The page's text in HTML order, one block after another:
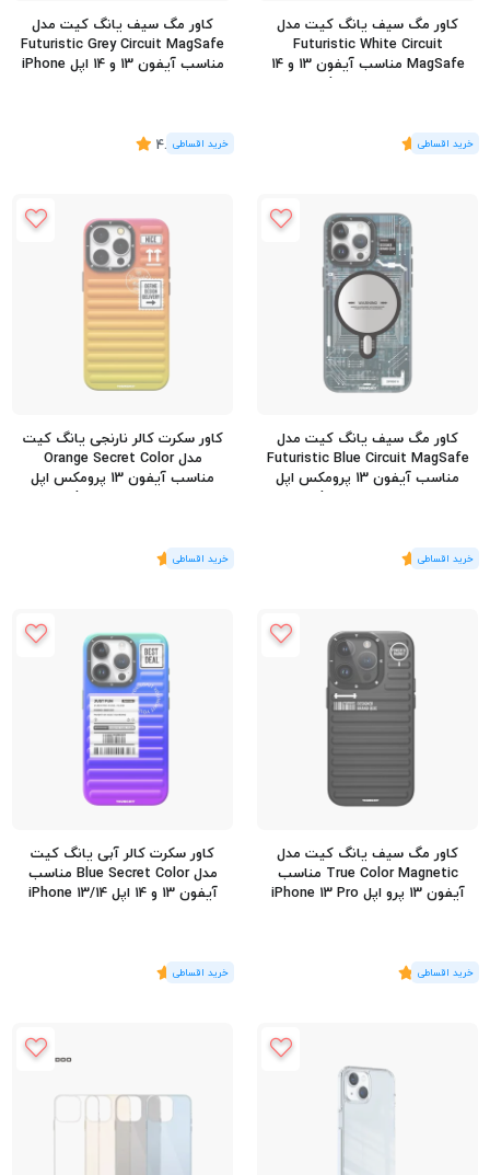
کاور مگ سیف یانگ کیت مدل
Futuristic White Circuit
MagSafe مناسب آیفون 13 و 14
(1رای)
5
کاور مگ سیف یانگ کیت مدل
Futuristic Grey Circuit MagSafe
مناسب آیفون 13 و 14 اپل iPhone
(3 رای)
4.67
کاور مگ سیف یانگ کیت مدل
Futuristic Blue Circuit MagSafe
مناسب آیفون 13 پرومکس اپل
iPhone 13 Pro Max
(1رای)
5
کاور سکرت کالر نارنجی یانگ کیت
مدل Orange Secret Color
مناسب آیفون 13 پرومکس اپل
iPhone 13 Pro Max
(1رای)
5
کاور مگ‌ سیف یانگ کیت مدل
True Color Magnetic مناسب
آیفون 13 پرو اپل iPhone 13 Pro
(2 رای)
5
کاور سکرت کالر آبی یانگ کیت
مدل Blue Secret Color مناسب
آیفون 13 و 14 اپل iPhone 13/14
(1رای)
5